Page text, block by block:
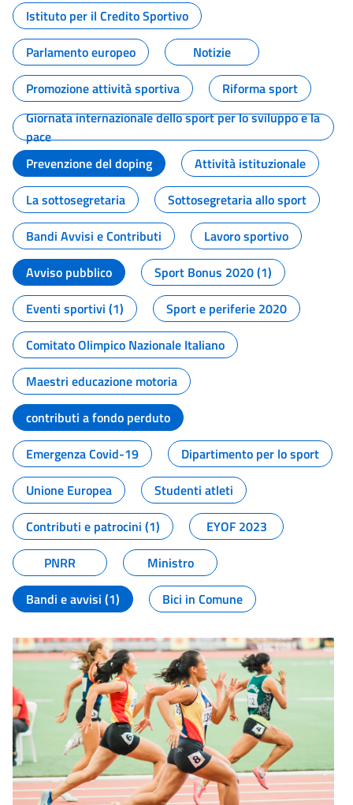
Istituto per il Credito Sportivo
Parlamento europeo
Notizie
Promozione attività sportiva
Riforma sport
Giornata internazionale dello sport per lo sviluppo e la
pace
Prevenzione del doping
Attività istituzionale
La sottosegretaria
Sottosegretaria allo sport
Bandi Avvisi e Contributi
Lavoro sportivo
Avviso pubblico
Sport Bonus 2020 (1)
Eventi sportivi (1)
Sport e periferie 2020
Comitato Olimpico Nazionale Italiano
Maestri educazione motoria
contributi a fondo perduto
Emergenza Covid-19
Dipartimento per lo sport
Unione Europea
Studenti atleti
Contributi e patrocini (1)
EYOF 2023
PNRR
Ministro
Bandi e avvisi (1)
Bici in Comune